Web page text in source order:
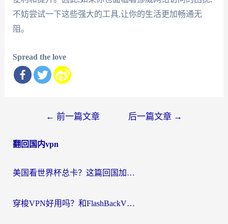
不妨尝试一下这些强大的工具,让你的生活更加畅通无
阻。
Spread the love
导
← 前一篇文章 后一篇文章 →
翻回国内vpn
美国看世界杯总卡？这篇回国加速器指南帮你无缝刷国内资源（附苹果手机VPN设置步骤）
穿梭VPN好用吗？和FlashBackVPN对比哪个回国效果更好？